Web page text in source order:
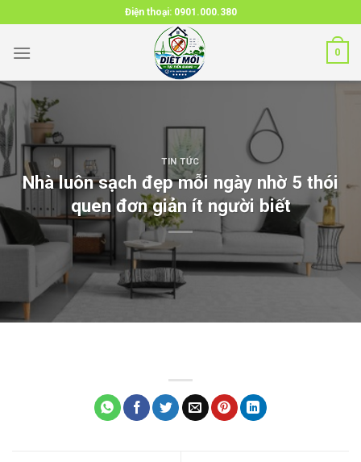
to
content
Điện thoại: 0901.000.380
0
TIN TỨC
Nhà luôn sạch đẹp mỗi ngày nhờ 5 thói
quen đơn giản ít người biết